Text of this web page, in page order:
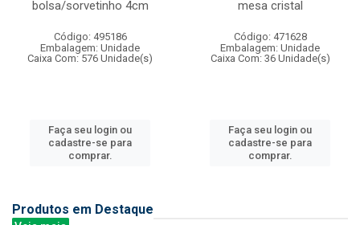
bolsa/sorvetinho 4cm
Código: 495186
Embalagem: Unidade
Caixa Com: 576 Unidade(s)
Faça seu login ou
cadastre-se para
comprar.
mesa cristal
Código: 471628
Embalagem: Unidade
Caixa Com: 36 Unidade(s)
Faça seu login ou
cadastre-se para
comprar.
Produtos em Destaque